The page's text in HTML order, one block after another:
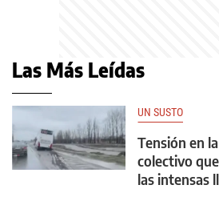
Las Más Leídas
UN SUSTO
Tensión en
colectivo
las intensas